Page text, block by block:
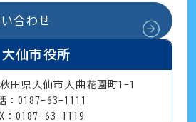
合わせ
大仙市役所
田県大仙市大曲花園町1-1
：0187-63-1111
：0187-63-1119